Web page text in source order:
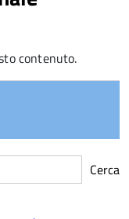
contenuto.
Cerca